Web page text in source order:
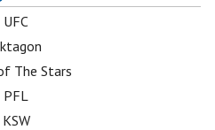
UFC
The Stars
PFL
KSW